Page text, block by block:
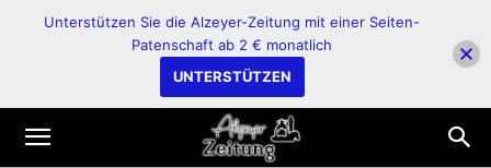
Unterstützen Sie die Alzeyer-Zeitung mit einer Seiten-
Patenschaft ab 2 € monatlich
UNTERSTÜTZEN